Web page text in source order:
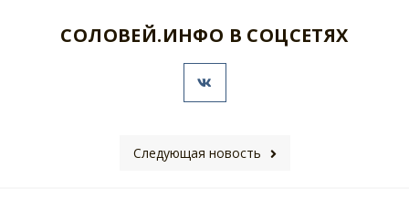
СОЛОВЕЙ.ИНФО В СОЦСЕТЯХ
Следующая новость